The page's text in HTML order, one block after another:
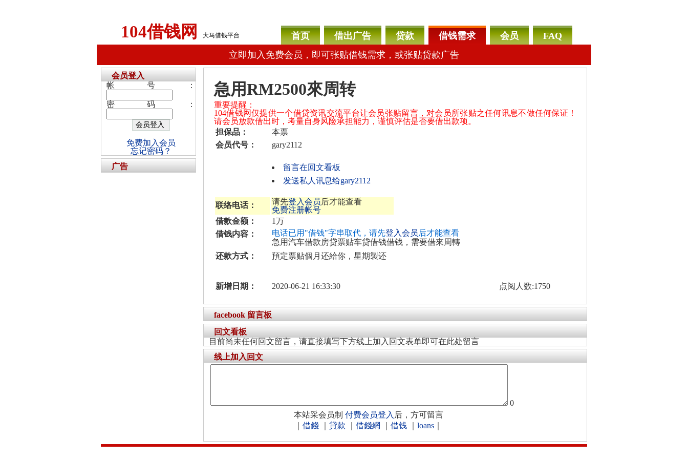
104借钱网 大马借钱平台 首页 借出广告 贷款 借钱需求 会员
FAQ
立即加入免费会员，即可张贴借钱需求，或张贴贷款广告
急用RM2500來周转
重要提醒：
104借钱网仅提供一个借贷资讯交流平台让会员张贴留言，对会员所张贴之任何讯息不做任何保证！
请会员放款借出时，考量自身风险承担能力，谨慎评估是否要借出款项。
担保品：
本票
会员代号：
gary2112
留言在回文看板
发送私人讯息给gary2112
联络电话： 请先登入会员后才能查看
免费注册帐号
借款金额：
1万
借钱内容：
电话已用"借钱"字串取代，请先登入会员后才能查看
急用汽车借款房贷票贴车贷借钱借钱，需要借來周轉
还款方式：
預定票贴個月还給你，星期製还
新增日期： 2020-06-21 16:33:30 点阅人数:1750
facebook 留言板
回文看板
目前尚未任何回文留言，请直接填写下方线上加入回文表单即可在此处留言
线上加入回文
0
本站采会员制 付费会员登入 后，方可留言
借錢 貸款 借錢網 借钱 loans
会员登入
帐号：
密码：
免费加入会员
忘记密码？
广告